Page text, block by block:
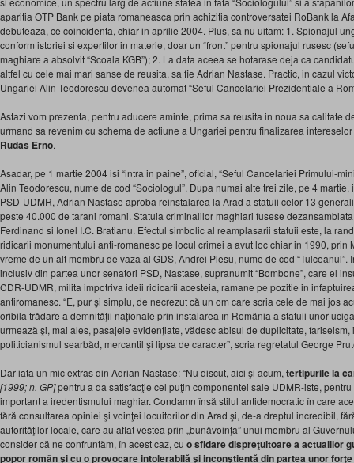
aparitia OTP Bank pe piata romaneasca prin achizitia controversatei RoBank la
debuteaza, ce coincidenta, chiar in aprilie 2004. Plus, sa nu uitam: 1. Spionajul
conform istoriei si expertilor in materie, doar un “front” pentru spionajul rusesc
maghiare a absolvit “Scoala KGB”); 2. La data aceea se hotarase deja ca
altfel cu cele mai mari sanse de reusita, sa fie Adrian Nastase. Practic, in cazul
Ungariei Alin Teodorescu devenea automat “Seful Cancelariei Prezidentiale a
Astazi vom prezenta, pentru aducere aminte, prima sa reusita in noua sa calitate
urmand sa revenim cu schema de actiune a Ungariei pentru finalizarea
Rudas Erno.
Asadar, pe 1 martie 2004 isi “intra in paine”, oficial, “Seful Cancelariei Primului-
Alin Teodorescu, nume de cod “Sociologul”. Dupa numai alte trei zile, pe 4
PSD-UDMR, Adrian Nastase aproba reinstalarea la Arad a statuii celor 13
peste 40.000 de tarani romani. Statuia criminalilor maghiari fusese
Ferdinand si Ionel I.C. Bratianu. Efectul simbolic al reamplasarii statuii este, la
ridicarii monumentului anti-romanesc pe locul crimei a avut loc chiar in 1990, prin
vreme de un alt membru de vaza al GDS, Andrei Plesu, nume de cod
inclusiv din partea unor senatori PSD, Nastase, supranumit “Bombone”, care el
CDR-UDMR, milita impotriva ideii ridicarii acesteia, ramane pe pozitie in
antiromanesc. “E, pur şi simplu, de necrezut că un om care scria cele de mai jos
oribila trădare a demnităţii naţionale prin instalarea în România a statuii unor
urmează şi, mai ales, pasajele evidenţiate, vădesc abisul de duplicitate,
politicianismul searbăd, mercantil şi lipsa de caracter”, scria regretatul George
Dar iata un mic extras din Adrian Nastase: “Nu discut, aici şi acum, tertipurile la
[1999; n. GP]pentru a da satisfacţie cel puţin componentei sale UDMR-iste,
important a iredentismului maghiar. Condamn însă stilul antidemocratic în care
fără consultarea opiniei şi voinţei locuitorilor din Arad şi, de-a dreptul incredibil,
autorităţilor locale, care au aflat vestea prin „bunăvoinţa” unui membru al
consider că ne confruntăm, în acest caz, cu o sfidare dispreţuitoare a actualilor
popor român şi cu o provocare intolerabilă şi inconştientă din partea unor